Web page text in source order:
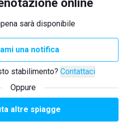
online
sarà disponibile
una notifica
stabilimento? Contattaci
Oppure
altre spiagge